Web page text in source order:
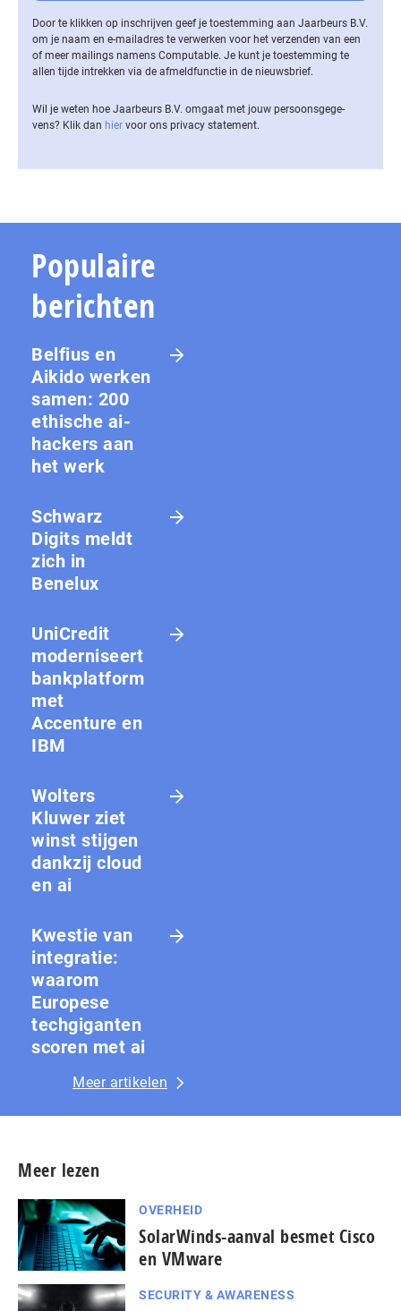
Door te klikken op inschrijven geef je toestemming aan Jaarbeurs B.V.
om je naam en e-mailadres te verwerken voor het verzenden van een
of meer mailings namens Computable. Je kunt je toestemming te
allen tijde intrekken via de af­meld­func­tie in de nieuwsbrief.
Wil je weten hoe Jaarbeurs B.V. omgaat met jouw per­soons­ge­ge­
vens? Klik dan hier voor ons privacy statement.
Populaire
berichten
Belfius en
Aikido werken
samen: 200
ethische ai-
hackers aan
het werk
Schwarz
Digits meldt
zich in
Benelux
UniCredit
moderniseert
bankplatform
met
Accenture en
IBM
Wolters
Kluwer ziet
winst stijgen
dankzij cloud
en ai
Kwestie van
integratie:
waarom
Europese
techgiganten
scoren met ai
Meer artikelen
Meer lezen
OVERHEID
SolarWinds-aanval besmet Cisco
en VMware
SECURITY & AWARENESS